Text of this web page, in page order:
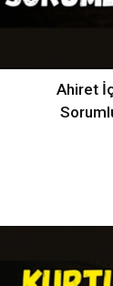
Ahiret